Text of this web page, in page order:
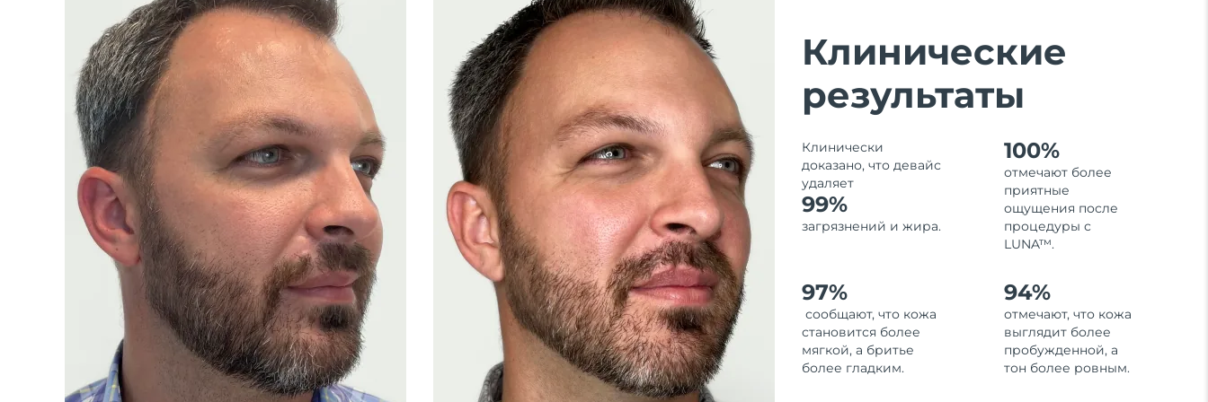
Клинические
результаты
Клинически
доказано, что девайс
удаляет
99%
загрязнений и жира.
100%
отмечают более
приятные
ощущения после
процедуры с
LUNA™.
97%
сообщают, что кожа
становится более
мягкой, а бритье
более гладким.
94%
отмечают, что кожа
выглядит более
пробужденной, а
тон более ровным.